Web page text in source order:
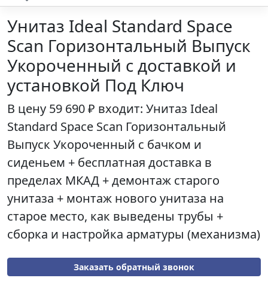
Унитаз Ideal Standard Space
Scan Горизонтальный Выпуск
Укороченный с доставкой и
установкой Под Ключ
В цену 59 690 ₽ входит: Унитаз Ideal
Standard Space Scan Горизонтальный
Выпуск Укороченный с бачком и
сиденьем + бесплатная доставка в
пределах МКАД + демонтаж старого
унитаза + монтаж нового унитаза на
старое место, как выведены трубы +
сборка и настройка арматуры (механизма)
Заказать обратный звонок